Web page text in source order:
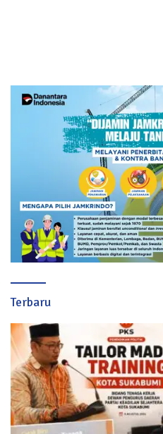
Terbaru